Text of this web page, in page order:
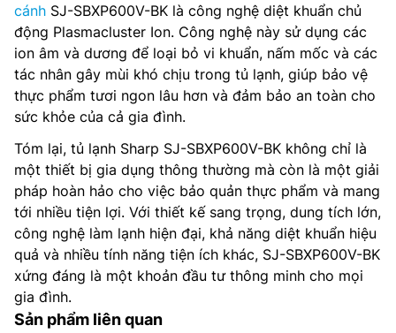
cánh SJ-SBXP600V-BK là công nghệ diệt khuẩn chủ
động Plasmacluster Ion. Công nghệ này sử dụng các
ion âm và dương để loại bỏ vi khuẩn, nấm mốc và các
tác nhân gây mùi khó chịu trong tủ lạnh, giúp bảo vệ
thực phẩm tươi ngon lâu hơn và đảm bảo an toàn cho
sức khỏe của cả gia đình.
Tóm lại, tủ lạnh Sharp SJ-SBXP600V-BK không chỉ là
một thiết bị gia dụng thông thường mà còn là một giải
pháp hoàn hảo cho việc bảo quản thực phẩm và mang
tới nhiều tiện lợi. Với thiết kế sang trọng, dung tích lớn,
công nghệ làm lạnh hiện đại, khả năng diệt khuẩn hiệu
quả và nhiều tính năng tiện ích khác, SJ-SBXP600V-BK
xứng đáng là một khoản đầu tư thông minh cho mọi
gia đình.
Sản phẩm liên quan